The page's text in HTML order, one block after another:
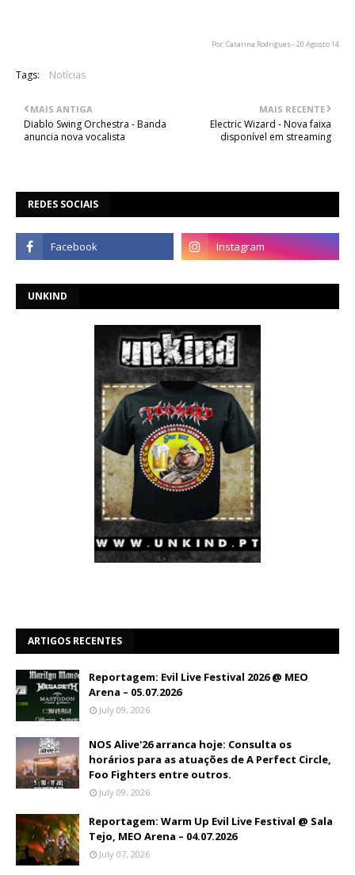
Por: Catarina Rodrigues - 20 Agosto 14
Tags: Notícias
MAIS RECENTE
Electric Wizard - Nova faixa
disponível em streaming
MAIS ANTIGA
Diablo Swing Orchestra - Banda
anuncia nova vocalista
REDES SOCIAIS
UNKIND
ARTIGOS RECENTES
Reportagem: Evil Live Festival 2026 @ MEO
Arena – 05.07.2026
July 09, 2026
NOS Alive'26 arranca hoje: Consulta os
horários para as atuações de A Perfect Circle,
Foo Fighters entre outros.
July 09, 2026
Reportagem: Warm Up Evil Live Festival @ Sala
Tejo, MEO Arena – 04.07.2026
July 07, 2026